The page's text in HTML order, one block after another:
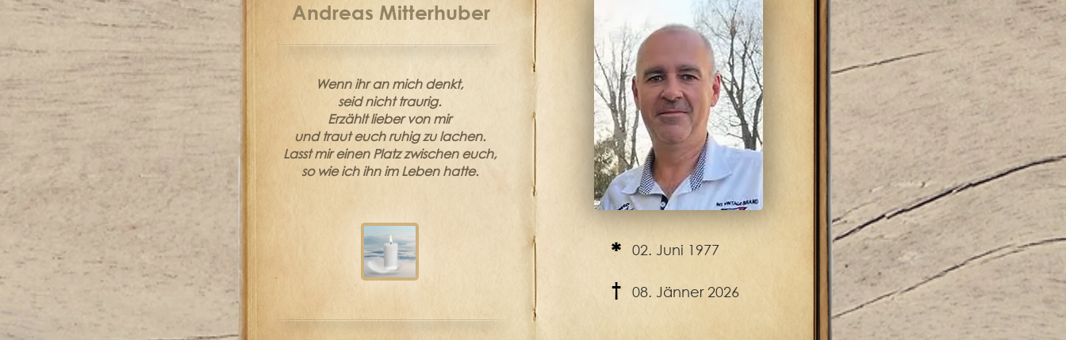
Andreas Mitterhuber
* 02. Juni 1977
† 08. Jänner 2026
Wenn ihr an mich denkt,
seid nicht traurig.
Erzählt lieber von mir
und traut euch ruhig zu lachen.
Lasst mir einen Platz zwischen euch,
so wie ich ihn im Leben hatte.